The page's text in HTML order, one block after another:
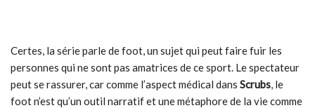
Certes, la série parle de foot, un sujet qui peut faire fuir les
personnes qui ne sont pas amatrices de ce sport. Le spectateur
peut se rassurer, car comme l’aspect médical dans Scrubs, le
foot n’est qu’un outil narratif et une métaphore de la vie comme